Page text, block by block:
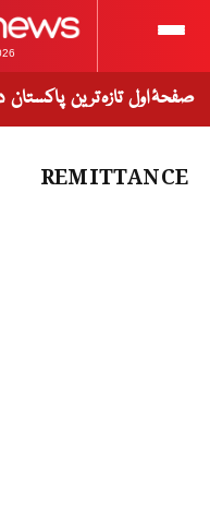
صفحۂ اول تازہ ترین پاکستان
REMITTANCE